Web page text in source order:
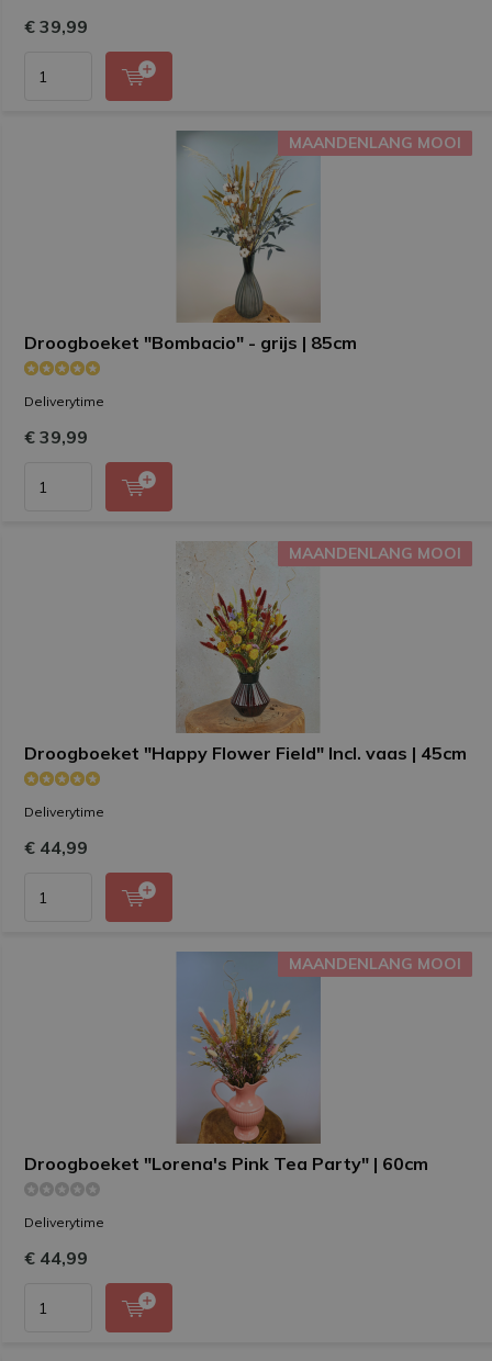
€ 39,99
Droogboeket "Bombacio" - grijs | 85cm
Deliverytime
MAANDENLANG MOOI
€ 39,99
MAANDENLANG MOOI
Droogboeket "Happy Flower Field" Incl. vaas | 45cm
Deliverytime
MAANDENLANG MOOI
€ 44,99
MAANDENLANG MOOI
Droogboeket "Lorena's Pink Tea Party" | 60cm
Deliverytime
MAANDENLANG MOOI
€ 44,99
MAANDENLANG MOOI